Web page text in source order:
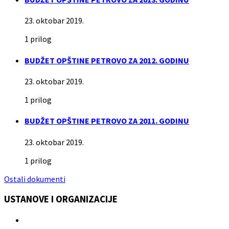
23. oktobar 2019.
1 prilog
BUDŽET OPŠTINE PETROVO ZA 2012. GODINU
23. oktobar 2019.
1 prilog
BUDŽET OPŠTINE PETROVO ZA 2011. GODINU
23. oktobar 2019.
1 prilog
Ostali dokumenti
USTANOVE I ORGANIZACIJE